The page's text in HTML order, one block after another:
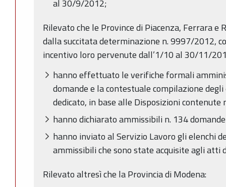
al 30/9/2012;
Rilevato che le Province di Piacenza, Ferrara e
dalla succitata determinazione n. 9997/2012,
incentivo loro pervenute dall’1/10 al 30/11/
hanno effettuato le verifiche formali
domande e la contestuale compilazione
dedicato, in base alle Disposizioni
hanno dichiarato ammissibili n. 134
hanno inviato al Servizio Lavoro gli elenchi
ammissibili che sono state acquisite agli atti
Rilevato altresì che la Provincia di Modena: